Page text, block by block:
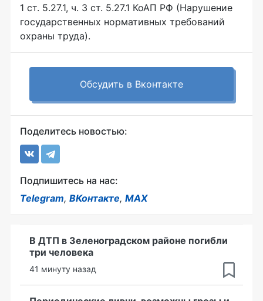
1 ст. 5.27.1, ч. 3 ст. 5.27.1 КоАП РФ (Нарушение
государственных нормативных требований
охраны труда).
Обсудить в Вконтакте
Поделитесь новостью:
Подпишитесь на нас:
Telegram, ВКонтакте, MAX
В ДТП в Зеленоградском районе погибли
три человека
41 минуту назад